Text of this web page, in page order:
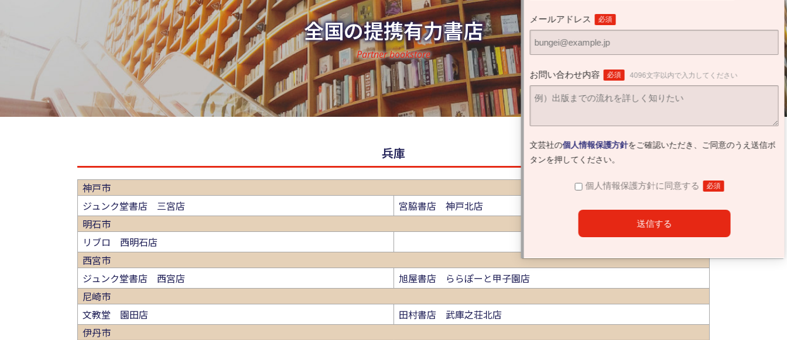
メールアドレス 必須
お問い合わせ内容 必須 4096文字以内で入力してください
文芸社の個人情報保護方針をご確認いただき、ご同意のうえ送信ボ
タンを押してください。
個人情報保護方針に同意する 必須
全国の提携有力書店
Partner bookstore
兵庫
神戸市
ジュンク堂書店 三宮店
宮脇書店 神戸北店
明石市
リブロ 西明石店
西宮市
ジュンク堂書店 西宮店
旭屋書店 ららぽーと甲子園店
尼崎市
文教堂 園田店
田村書店 武庫之荘北店
伊丹市